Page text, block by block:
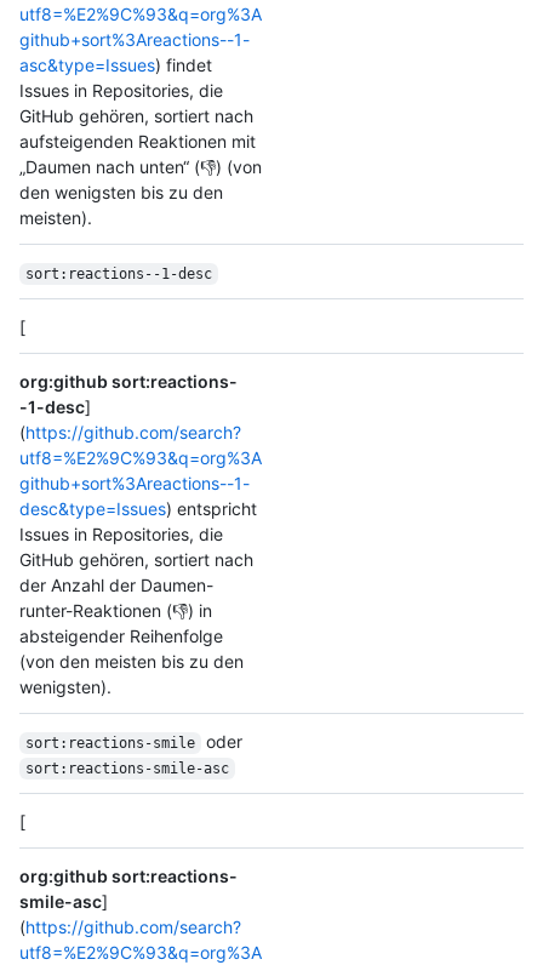
utf8=%E2%9C%93&q=org%3A
github+sort%3Areactions--1-
asc&type=Issues) findet
Issues in Repositories, die
GitHub gehören, sortiert nach
aufsteigenden Reaktionen mit
„Daumen nach unten“ (👎) (von
den wenigsten bis zu den
meisten).
sort:reactions--1-desc
[
org:github sort:reactions-
-1-desc]
(https://github.com/search?
utf8=%E2%9C%93&q=org%3A
github+sort%3Areactions--1-
desc&type=Issues) entspricht
Issues in Repositories, die
GitHub gehören, sortiert nach
der Anzahl der Daumen-
runter-Reaktionen (👎) in
absteigender Reihenfolge
(von den meisten bis zu den
wenigsten).
sort:reactions-smile oder
sort:reactions-smile-asc
[
org:github sort:reactions-
smile-asc]
(https://github.com/search?
utf8=%E2%9C%93&q=org%3A